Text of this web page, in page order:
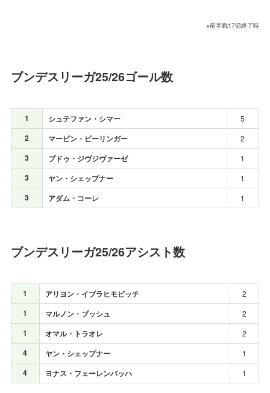
※前半戦17節終了時
ブンデスリーガ25/26ゴール数
1 シュテファン・シマー 5
2 マービン・ピーリンガー 2
3 ブドゥ・ジヴジヴァーゼ 1
3 ヤン・シェップナー 1
3 アダム・コーレ 1
ブンデスリーガ25/26アシスト数
1 アリヨン・イブラヒモビッチ 2
1 マルノン・ブッシュ 2
1 オマル・トラオレ 2
4 ヤン・シェップナー 1
4 ヨナス・フェーレンバッハ 1